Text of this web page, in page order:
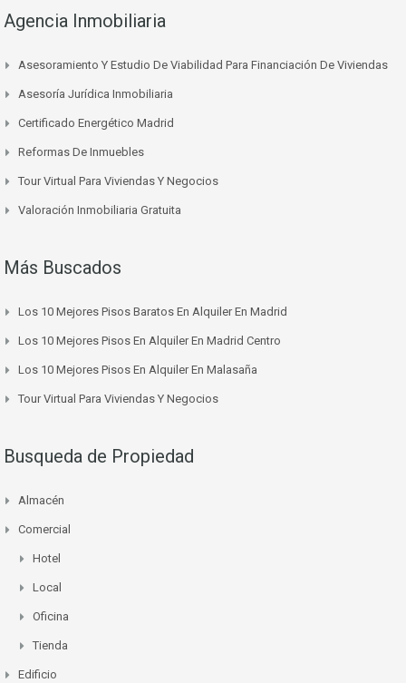
Agencia Inmobiliaria
Asesoramiento Y Estudio De Viabilidad Para Financiación De Viviendas
Asesoría Jurídica Inmobiliaria
Certificado Energético Madrid
Reformas De Inmuebles
Tour Virtual Para Viviendas Y Negocios
Valoración Inmobiliaria Gratuita
Más Buscados
Los 10 Mejores Pisos Baratos En Alquiler En Madrid
Los 10 Mejores Pisos En Alquiler En Madrid Centro
Los 10 Mejores Pisos En Alquiler En Malasaña
Tour Virtual Para Viviendas Y Negocios
Busqueda de Propiedad
Almacén
Comercial
Hotel
Local
Oficina
Tienda
Edificio